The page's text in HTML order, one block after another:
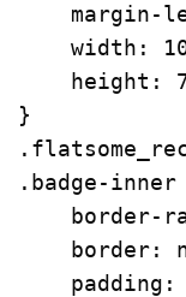
margin-
width :
height :
.badge-inner
border-
border :
padding :